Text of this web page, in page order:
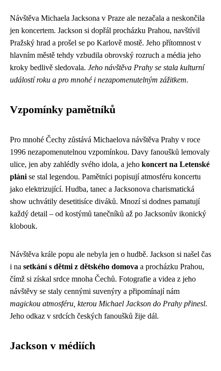
Návštěva Michaela Jacksona v Praze ale nezačala a neskončila
jen koncertem. Jackson si dopřál procházku Prahou, navštívil
Pražský hrad a prošel se po Karlově mostě. Jeho přítomnost v
hlavním městě tehdy vzbudila obrovský rozruch a média jeho
kroky bedlivě sledovala. Jeho návštěva Prahy se stala kulturní
událostí roku a pro mnohé i nezapomenutelným zážitkem.
Vzpomínky pamětníků
Pro mnohé Čechy zůstává Michaelova návštěva Prahy v roce
1996 nezapomenutelnou vzpomínkou. Davy fanoušků lemovaly
ulice, jen aby zahlédly svého idola, a jeho koncert na Letenské
pláni se stal legendou. Pamětníci popisují atmosféru koncertu
jako elektrizující. Hudba, tanec a Jacksonova charismatická
show uchvátily desetitisíce diváků. Mnozí si dodnes pamatují
každý detail – od kostýmů tanečníků až po Jacksonův ikonický
klobouk.
Návštěva krále popu ale nebyla jen o hudbě. Jackson si našel čas
i na setkání s dětmi z dětského domova a procházku Prahou,
čímž si získal srdce mnoha Čechů. Fotografie a videa z jeho
návštěvy se staly cennými suvenýry a připomínají nám
magickou atmosféru, kterou Michael Jackson do Prahy přinesl.
Jeho odkaz v srdcích českých fanoušků žije dál.
Jackson v médiích